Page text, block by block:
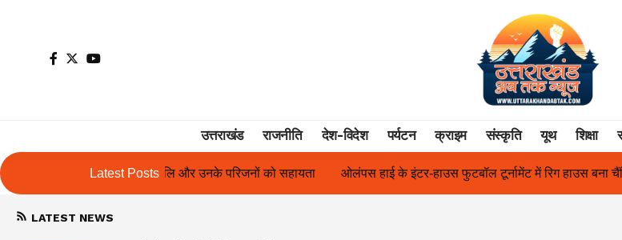
उत्तराखंड राजनीति देश-विदेश पर्यटन क्राइम संस्कृति यूथ शिक्षा
Latest Posts
को सहायता ओलंपस हाई के इंटर-हाउस फुटबॉल टूर्नामेंट में रिग हाउस बना चैंपियन तुलाज़ ने रचा इतिहास, संस्थान से बना
LATEST NEWS